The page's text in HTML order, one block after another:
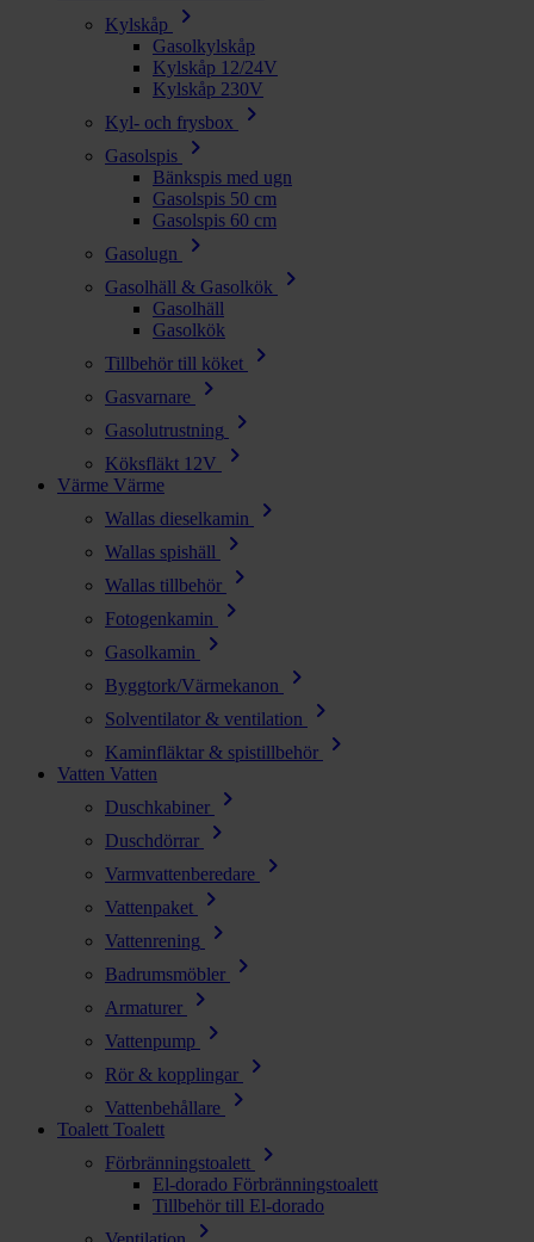
Kylskåp
chevron_right
Gasolkylskåp
Kylskåp 12/24V
Kylskåp 230V
Kyl- och frysbox
chevron_right
Gasolspis chevron_right
Bänkspis med ugn
Gasolspis 50 cm
Gasolspis 60 cm
Gasolugn
chevron_right
Gasolhäll & Gasolkök chevron_right
Gasolhäll
Gasolkök
Tillbehör till köket
chevron_right
Gasvarnare chevron_right
Gasolutrustning chevron_right
Köksfläkt 12V chevron_right
Värme Värme
Wallas dieselkamin
chevron_right
Wallas spishäll chevron_right
Wallas tillbehör chevron_right
Fotogenkamin chevron_right
Gasolkamin chevron_right
Byggtork/Värmekanon chevron_right
Solventilator & ventilation chevron_right
Kaminfläktar & spistillbehör chevron_right
Vatten Vatten
Duschkabiner
chevron_right
Duschdörrar chevron_right
Varmvattenberedare chevron_right
Vattenpaket chevron_right
Vattenrening chevron_right
Badrumsmöbler chevron_right
Armaturer chevron_right
Vattenpump chevron_right
Rör & kopplingar chevron_right
Vattenbehållare chevron_right
Toalett Toalett
Förbränningstoalett
chevron_right
El-dorado Förbränningstoalett
Tillbehör till El-dorado
chevron_right